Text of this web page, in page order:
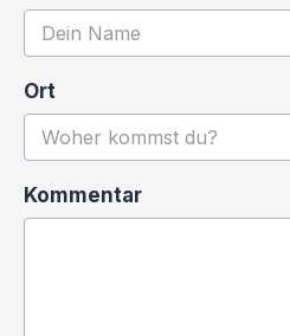
Ort
Kommentar